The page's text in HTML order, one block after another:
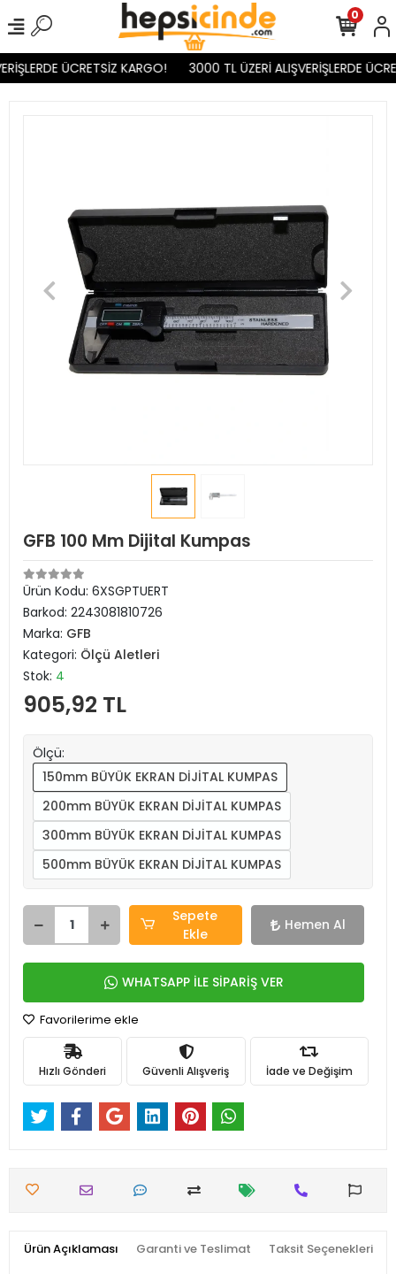
ÜCRETSİZ KARGO! 3000 TL ÜZERİ ALIŞVERİŞLERDE
0
GFB 100 Mm Dijital Kumpas
Ürün Kodu: 6XSGPTUERT
Barkod: 2243081810726
Marka: GFB
Kategori: Ölçü Aletleri
Stok: 4
905,92 TL
Ölçü:
150mm BÜYÜK EKRAN DİJİTAL KUMPAS
200mm BÜYÜK EKRAN DİJİTAL KUMPAS
300mm BÜYÜK EKRAN DİJİTAL KUMPAS
500mm BÜYÜK EKRAN DİJİTAL KUMPAS
Sepete
Ekle
Hemen Al
WHATSAPP İLE SİPARİŞ VER
Favorilerime ekle
Hızlı Gönderi Güvenli Alışveriş İade ve Değişim
Ürün Açıklaması Garanti ve Teslimat Taksit Seçenekleri